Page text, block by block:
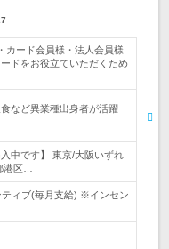
カード会員様・法人会員様
ドをお役立ていただくため
など異業種出身者が活躍
中です】 東京/大阪いずれ
港区…
ティブ(毎月支給) ※インセン